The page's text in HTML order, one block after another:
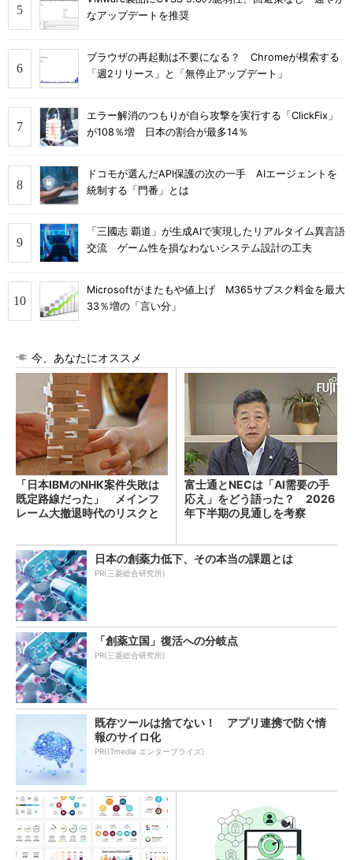
なアップデートを推奨
ブラウザの再起動は不要になる？ Chromeが模索する
「週2リリース」と「無停止アップデート」
エラー解消のつもりが自ら攻撃を実行する「ClickFix」
が108％増 日本の割合が最多14％
ドコモが選んだAPI保護の次の一手 AIエージェントを
統制する「門番」とは
「三國志 覇道」が生成AIで実現したリアルタイム異言語
交流 ゲーム性を損なわないシステム設計の工夫
Microsoftがまたもや値上げ M365サブスク料金を最大
33％増の「言い分」
今、あなたにオススメ
「日本IBMのNHK案件失敗は
既定路線だった」 メインフ
レーム大撤退時代のリスクと
富士通とNECは「AI需要の手
応え」をどう語った？ 2026
年下半期の見通しを考察
日本の創薬力低下、その本当の課題とは
PR(三菱総合研究所)
「創薬立国」復活への分岐点
PR(三菱総合研究所)
既存ツールは捨てない！ アプリ連携で防ぐ情
報のサイロ化
PR(ITmedia エンタープライズ)